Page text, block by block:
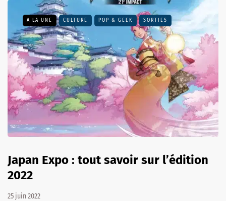
A LA UNE CULTURE POP & GEEK SORTIES
Japan Expo : tout savoir sur l’édition
2022
25 juin 2022